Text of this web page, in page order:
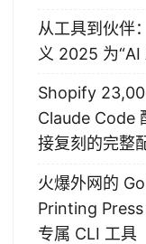
从工具到伙伴
义 2025 为
Shopify
Claude Code
接复刻的完整
火爆外网的
Printing
专属 CLI 工具